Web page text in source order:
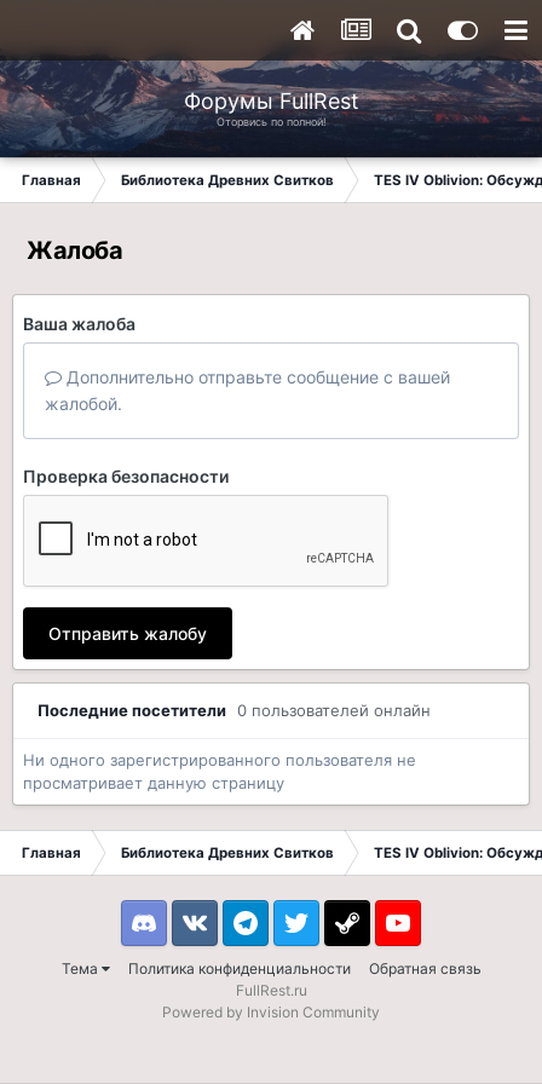
Форумы FullRest
Оторвись по полной!
Главная Библиотека Древних Свитков TES IV Oblivion:
Жалоба
Ваша жалоба
Дополнительно отправьте сообщение с вашей
жалобой.
Проверка безопасности
Отправить жалобу
Последние посетители 0 пользователей онлайн
Ни одного зарегистрированного пользователя не
просматривает данную страницу
Главная Библиотека Древних Свитков TES IV Oblivion:
Тема Политика конфиденциальности Обратная связь
DiscordVK TelegramTwitter Steam Youtube
FullRest.ru
Powered by Invision Community